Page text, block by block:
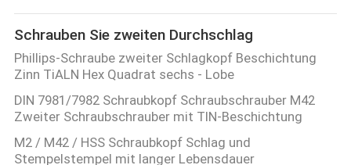
Schrauben Sie zweiten Durchschlag
Phillips-Schraube zweiter Schlagkopf Beschichtung
Zinn TiALN Hex Quadrat sechs - Lobe
DIN 7981/7982 Schraubkopf Schraubschrauber M42
Zweiter Schraubschrauber mit TIN-Beschichtung
M2 / M42 / HSS Schraubkopf Schlag und
Stempelstempel mit langer Lebensdauer